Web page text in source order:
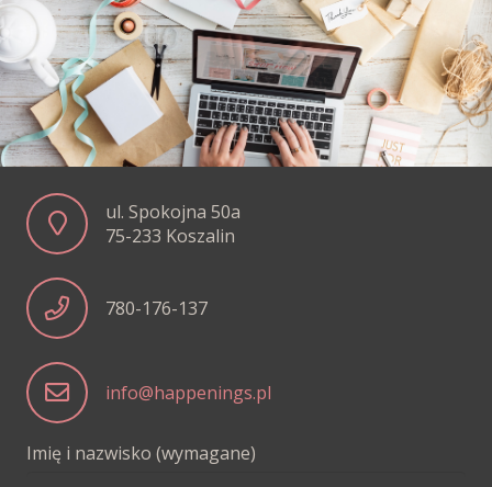
ul. Spokojna 50a
75-233 Koszalin
780-176-137
info@happenings.pl
Imię i nazwisko (wymagane)